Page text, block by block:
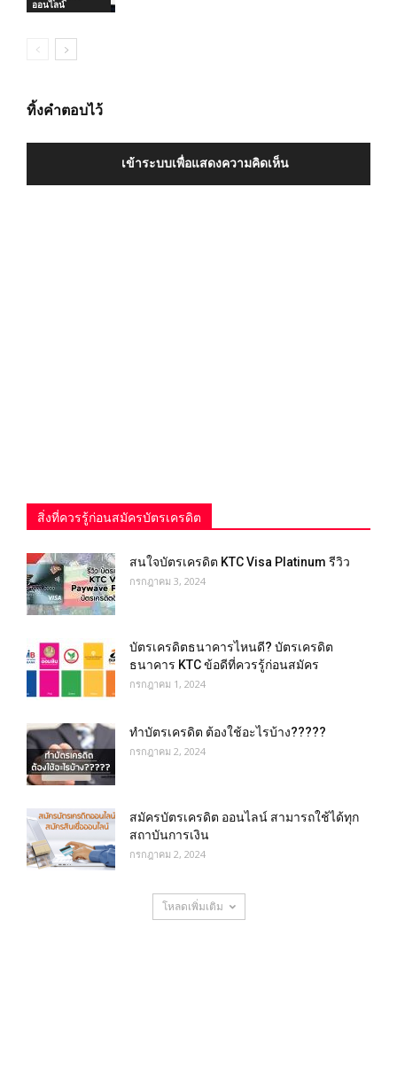
ออนไลน์
ทิ้งคำตอบไว้
เข้าระบบเพื่อแสดงความคิดเห็น
สิ่งที่ควรรู้ก่อนสมัครบัตรเครดิต
สนใจบัตรเครดิต KTC Visa Platinum รีวิว
กรกฎาคม 3, 2024
บัตรเครดิตธนาคารไหนดี? บัตรเครดิต
ธนาคาร KTC ข้อดีที่ควรรู้ก่อนสมัคร
กรกฎาคม 1, 2024
ทำบัตรเครดิต ต้องใช้อะไรบ้าง?????
กรกฎาคม 2, 2024
สมัครบัตรเครดิต ออนไลน์ สามารถใช้ได้ทุก
สถาบันการเงิน
กรกฎาคม 2, 2024
โหลดเพิ่มเติม